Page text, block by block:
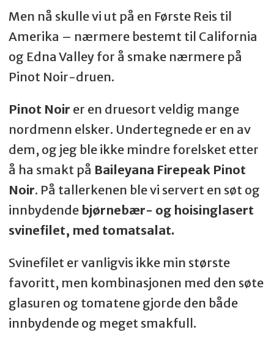
Men nå skulle vi ut på en Første Reis til
Amerika – nærmere bestemt til California
og Edna Valley for å smake nærmere på
Pinot Noir-druen.
Pinot Noir er en druesort veldig mange
nordmenn elsker. Undertegnede er en av
dem, og jeg ble ikke mindre forelsket etter
å ha smakt på Baileyana Firepeak Pinot
Noir. På tallerkenen ble vi servert en søt og
innbydendebjørnebær- og hoisinglasert
svinefilet, med tomatsalat.
Svinefilet er vanligvis ikke min største
favoritt, men kombinasjonen med den søte
glasuren og tomatene gjorde den både
innbydende og meget smakfull.